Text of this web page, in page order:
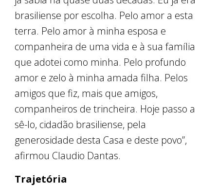
brasiliense por escolha. Pelo amor a esta
terra. Pelo amor à minha esposa e
companheira de uma vida e à sua família
que adotei como minha. Pelo profundo
amor e zelo à minha amada filha. Pelos
amigos que fiz, mais que amigos,
companheiros de trincheira. Hoje passo a
sê-lo, cidadão brasiliense, pela
generosidade desta Casa e deste povo”,
afirmou Claudio Dantas.
Trajetória